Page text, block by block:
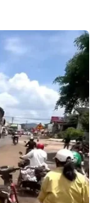
một mỏ khí đốt
khi Tổng
quyền năm
dầu khí đã